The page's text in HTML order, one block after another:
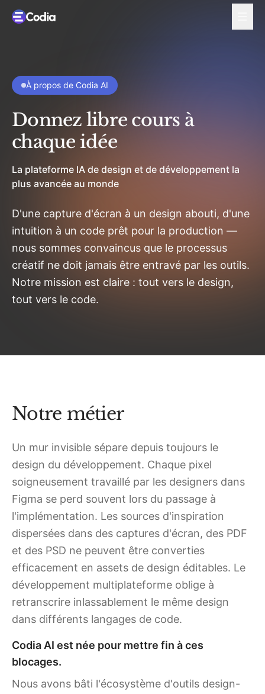
À propos de Codia AI
Donnez libre cours à
chaque idée
La plateforme IA de design et de développement la
plus avancée au monde
D'une capture d'écran à un design abouti, d'une
intuition à un code prêt pour la production —
nous sommes convaincus que le processus
créatif ne doit jamais être entravé par les outils.
Notre mission est claire : tout vers le design,
tout vers le code.
Notre métier
Un mur invisible sépare depuis toujours le
design du développement. Chaque pixel
soigneusement travaillé par les designers dans
Figma se perd souvent lors du passage à
l'implémentation. Les sources d'inspiration
dispersées dans des captures d'écran, des PDF
et des PSD ne peuvent être converties
efficacement en assets de design éditables. Le
développement multiplateforme oblige à
retranscrire inlassablement le même design
dans différents langages de code.
Codia AI est née pour mettre fin à ces
blocages.
Nous avons bâti l'écosystème d'outils design-